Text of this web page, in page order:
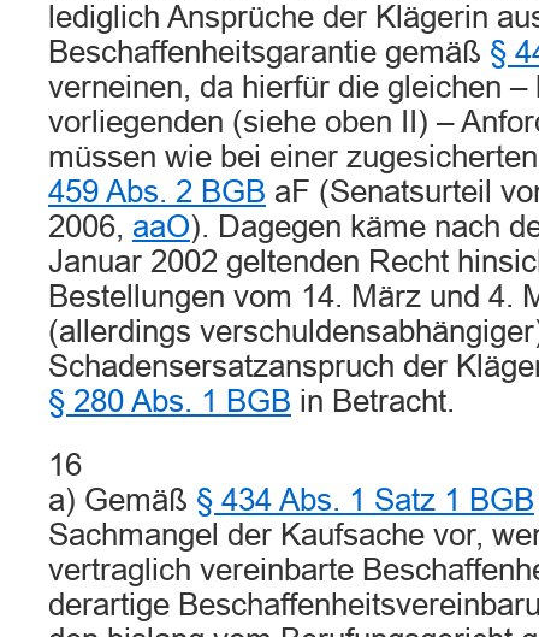
lediglich Ansprüche der Klägerin
Beschaffenheitsgarantie gemäß §
verneinen, da hierfür die gleichen –
vorliegenden (siehe oben II) –
müssen wie bei einer
459 Abs. 2 BGB aF (Senatsurteil
2006, aaO). Dagegen käme nach
Januar 2002 geltenden Recht
Bestellungen vom 14. März und 4.
(allerdings
Schadensersatzanspruch der
§ 280 Abs. 1 BGB in Betracht.
16
a) Gemäß § 434 Abs. 1 Satz 1 BGB
Sachmangel der Kaufsache vor,
vertraglich vereinbarte
derartige